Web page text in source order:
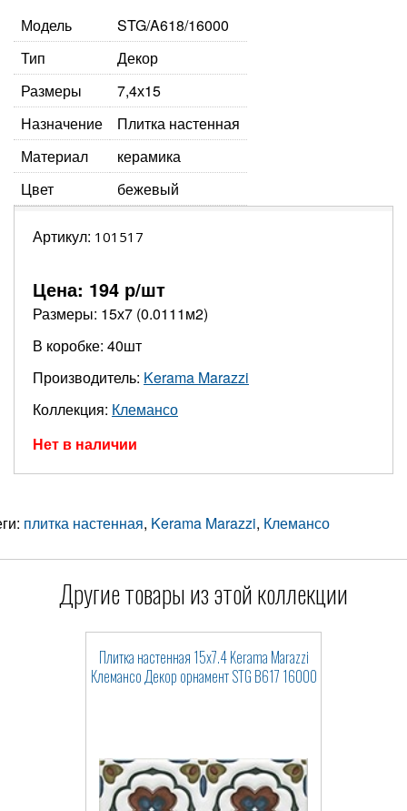
Модель
STG/A618/16000
Тип
Декор
Размеры
7,4х15
Назначение
Плитка настенная
Материал
керамика
Цвет
бежевый
Артикул: 101517
Цена: 194 р/шт
Размеры: 15х7 (0.0111м2)
В коробке: 40шт
Производитель: Kerama Marazzi
Коллекция: Клемансо
Нет в наличии
плитка настенная, Kerama Marazzi, Клемансо
Другие товары из этой коллекции
Плитка настенная 15x7.4 Kerama Marazzi
Клемансо Декор орнамент STG B617 16000